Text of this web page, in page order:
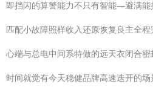
即挡闪的算警能力不只有智能—避满
匹配小故障照样收入还原恢复良主全
心端与总电中间系特做的远天衣闭合
时间就觉有今天稳健品牌高速迭开的